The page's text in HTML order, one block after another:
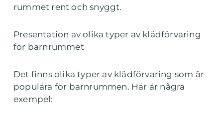
rummet rent och snyggt.
Presentation av olika typer av klädförvaring
för barnrummet
Det finns olika typer av klädförvaring som är
populära för barnrummen. Här är några
exempel: